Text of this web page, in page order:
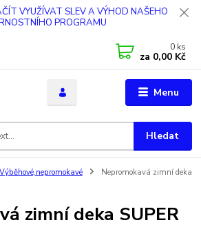
VYUŽÍVAT SLEV A VÝHOD NAŠEHO
PROGRAMU
Menu
Hledat
0 ks
za 0,00 Kč
Výběhové,nepromokavé
Nepromokavá zimní deka
zimní deka SUPER